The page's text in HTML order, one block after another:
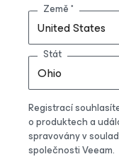
United States
Země
Ohio
Stát
Registrací
o produktech a
spravovány v
společnosti Veeam.